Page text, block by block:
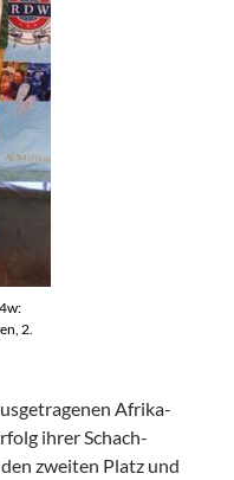
2.
Afrika-
ihrer Schach-
zweiten Platz und